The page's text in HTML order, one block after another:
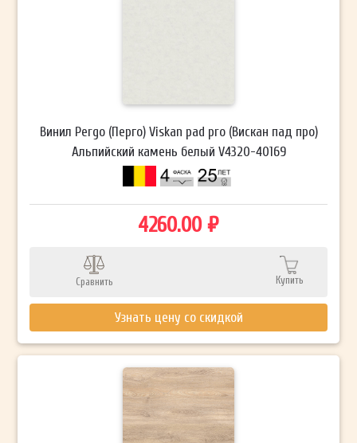
Винил Pergo (Перго) Viskan pad pro (Вискан пад про)
Альпийский камень белый V4320-40169
4260.00 ₽
Сравнить Купить
Узнать цену со скидкой